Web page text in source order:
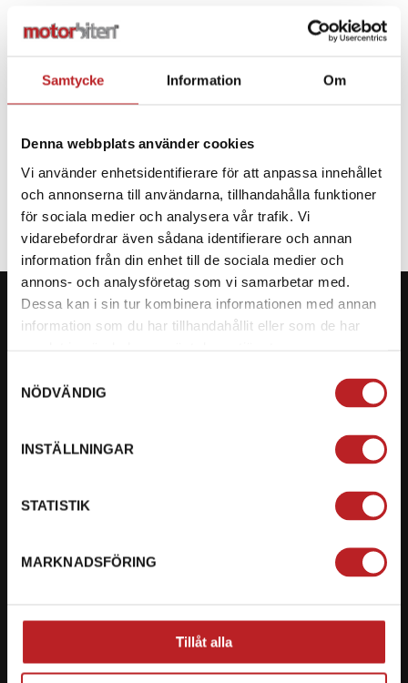
Samtycke Information Om
Denna webbplats använder cookies
Vi använder enhetsidentifierare för att anpassa innehållet
och annonserna till användarna, tillhandahålla funktioner
för sociala medier och analysera vår trafik. Vi
vidarebefordrar även sådana identifierare och annan
information från din enhet till de sociala medier och
annons- och analysföretag som vi samarbetar med.
Dessa kan i sin tur kombinera informationen med annan
information som du har tillhandahållit eller som de har
NÖDVÄNDIG
INSTÄLLNINGAR
STATISTIK
MARKNADSFÖRING
Tillåt alla
- +
SPECIFIKATION
Org. nummer: 5566689278
Ryckepungsvägen 3, 79177 Falun
Vi erbjuder flera olika betalsätt. Dina köp är alltid
skyddade med krypteringsteknik.